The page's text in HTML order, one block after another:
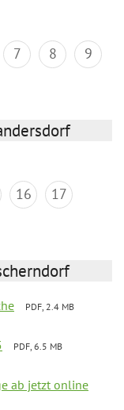
7 8
9
16
17
PDF, 2.4 MB
PDF, 6.5 MB
ab jetzt online